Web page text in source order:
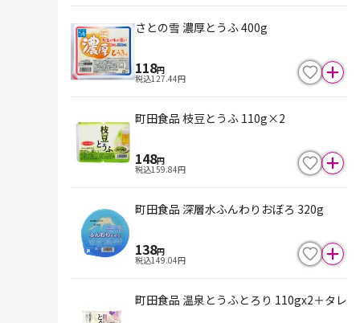
さとの雪 濃厚とうふ 400g
118円
税込127.44円
町田食品 枝豆とうふ 110g×2
148円
税込159.84円
町田食品 深層水ふんわりおぼろ 320g
138円
税込149.04円
町田食品 温泉とうふとろり 110gx2＋タレ